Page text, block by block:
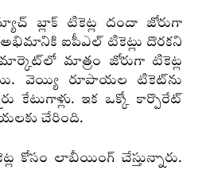
బ్లాక్ టికెట్ల దందా జోరుగా
ఐపీఎల్ టికెట్లు దొరకని
మార్కెట్‌లో మాత్రం జోరుగా టికెట్ల
వెయ్యి రూపాయల టికెట్‌ను
కేటుగాళ్లు. ఇక ఒక్కో కార్పొరేట్
చేరింది.
కోసం లాబీయింగ్ చేస్తున్నారు.